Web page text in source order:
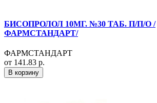
БИСОПРОЛОЛ 10МГ. №30 ТАБ. П/П/О /
ФАРМСТАНДАРТ/
ФАРМСТАНДАРТ
от 141.83 р.
В корзину